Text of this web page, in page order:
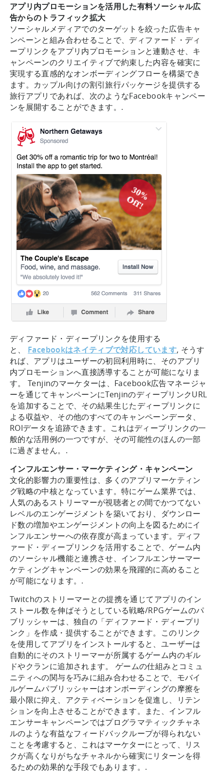
アプリ内プロモーションを活用した有料ソーシャル広
告からのトラフィック拡大
ソーシャルメディアでのターゲットを絞った広告キャ
ンペーンと組み合わせることで、ディファード・ディ
ープリンクをアプリ内プロモーションと連動させ、キ
ャンペーンのクリエイティブで約束した内容を確実に
実現する直感的なオンボーディングフローを構築でき
ます。カップル向けの割引旅行パッケージを提供する
旅行アプリであれば、次のようなFacebookキャンペー
ンを展開することができます。.
ディファード・ディープリンクを使用する
と、 Facebookはネイティブで対応しています, そうす
れば、アプリはユーザーの初回利用時に、そのアプリ
内プロモーションへ直接誘導することが可能になりま
す。 Tenjinのマーケターは、Facebook広告マネージャ
ーを通じてキャンペーンにTenjinのディープリンクURL
を追加することで、その結果生じたディープリンクに
よる収益や、その他のすべてのキャンペーンデータ、
ROIデータを追跡できます。これはディープリンクの一
般的な活用例の一つですが、その可能性のほんの一部
に過ぎません。.
インフルエンサー・マーケティング・キャンペーン
文化的影響力の重要性は、多くのアプリマーケティン
グ戦略の中核となっています。特にゲーム業界では、
人気のあるストリーマーが視聴者との間でかつてない
レベルのエンゲージメントを築いており、ダウンロー
ド数の増加やエンゲージメントの向上を図るためにイ
ンフルエンサーへの依存度が高まっています。ディフ
ァード・ディープリンクを活用することで、ゲーム内
のソーシャル機能と連携させ、インフルエンサーマー
ケティングキャンペーンの効果を飛躍的に高めること
が可能になります。.
Twitchのストリーマーとの提携を通じてアプリのイン
ストール数を伸ばそうとしている戦略/RPGゲームのパ
ブリッシャーは、独自の「ディファード・ディープリ
ンク」を作成・提供することができます。このリンク
を使用してアプリをインストールすると、ユーザーは
自動的にそのストリーマーが所属するゲーム内のギル
ドやクランに追加されます。 ゲームの仕組みとコミュ
ニティへの関与を巧みに組み合わせることで、モバイ
ルゲームパブリッシャーはオンボーディングの摩擦を
最小限に抑え、アクティベーションを促進し、リテン
ションを向上させることができます。また、インフル
エンサーキャンペーンではプログラマティックチャネ
ルのような有益なフィードバックループが得られない
ことを考慮すると、これはマーケターにとって、リス
クが高くなりがちなチャネルから確実にリターンを得
るための効果的な手段でもあります。.